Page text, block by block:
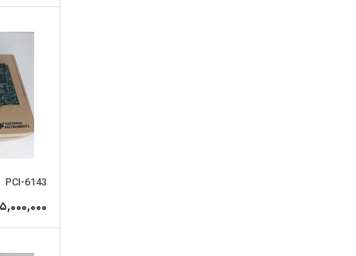
PCI-6143